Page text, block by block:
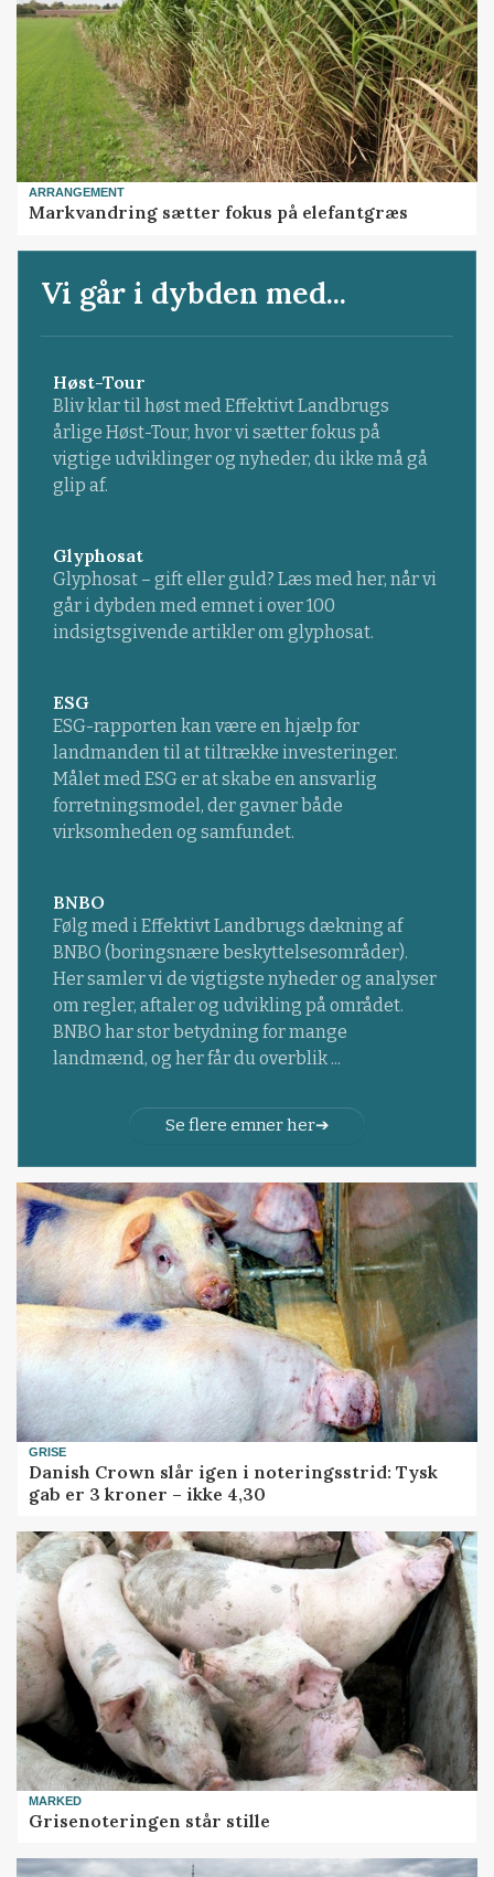
ARRANGEMENT
Markvandring sætter fokus på elefantgræs
Vi går i dybden med...
Høst-Tour
Bliv klar til høst med Effektivt Landbrugs
årlige Høst-Tour, hvor vi sætter fokus på
vigtige udviklinger og nyheder, du ikke må gå
glip af.
Glyphosat
Glyphosat – gift eller guld? Læs med her, når vi
går i dybden med emnet i over 100
indsigtsgivende artikler om glyphosat.
ESG
ESG-rapporten kan være en hjælp for
landmanden til at tiltrække investeringer.
Målet med ESG er at skabe en ansvarlig
forretningsmodel, der gavner både
virksomheden og samfundet.
BNBO
Følg med i Effektivt Landbrugs dækning af
BNBO (boringsnære beskyttelsesområder).
Her samler vi de vigtigste nyheder og analyser
om regler, aftaler og udvikling på området.
BNBO har stor betydning for mange
landmænd, og her får du overblik ...
Se flere emner her
GRISE
Danish Crown slår igen i noteringsstrid: Tysk
gab er 3 kroner – ikke 4,30
MARKED
Grisenoteringen står stille